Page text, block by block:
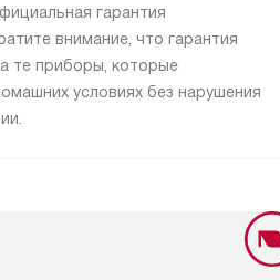
гарантия
внимание, что гарантия
те приборы, которые
условиях без нарушения